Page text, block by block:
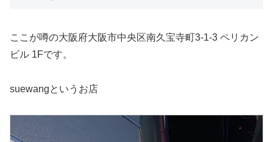
ここが噂の大阪府大阪市中央区南久宝寺町3-1-3 ペリカン
ビル 1Fです。
suewangというお店